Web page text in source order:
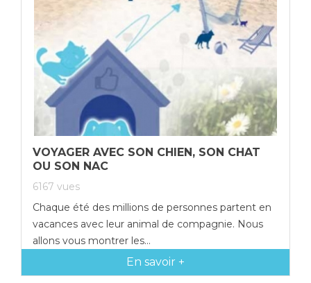
VOYAGER AVEC SON CHIEN, SON CHAT
OU SON NAC
6167 vues
Chaque été des millions de personnes partent en
vacances avec leur animal de compagnie. Nous
allons vous montrer les...
En savoir +